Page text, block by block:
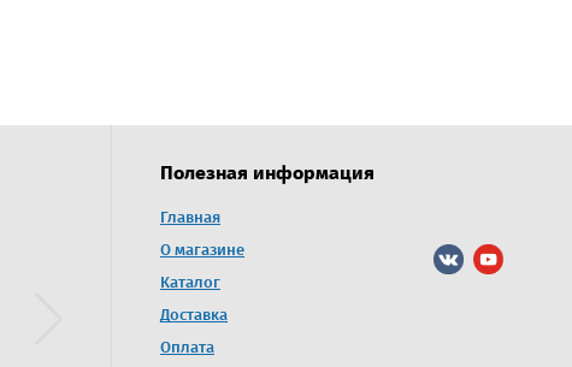
Свердловская область, г.
г. Барнаул, ул. Попова, 248/
Полезная информация
Главная
О магазине
Каталог
Доставка
Оплата